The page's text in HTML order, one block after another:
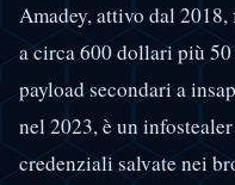
Amadey, attivo dal
a circa 600 dollari più
payload secondari a
nel 2023, è un
credenziali salvate nei